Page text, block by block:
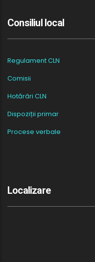
Consiliul local
Regulament CLN
Comisii
Hotărâri CLN
Dispoziții primar
Procese verbale
Localizare